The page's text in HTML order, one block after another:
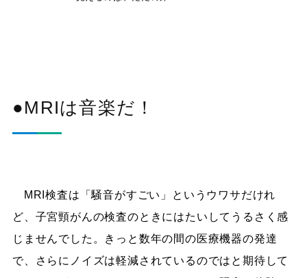
●MRIは音楽だ！
MRI検査は「騒音がすごい」というウワサだけれ
ど、子宮頸がんの検査のときにはたいしてうるさく感
じませんでした。きっと数年の間の医療機器の発達
で、さらにノイズは軽減されているのではと期待して